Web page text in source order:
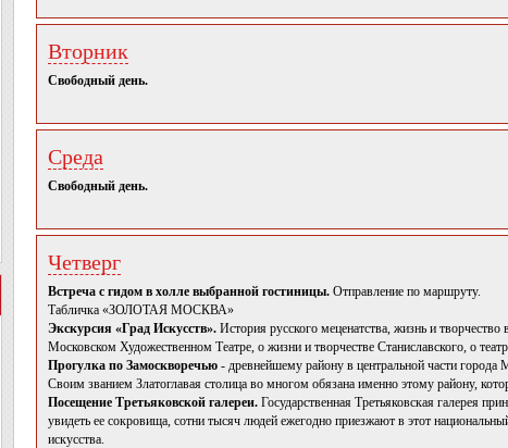
Вторник
Свободный день.
Среда
Свободный день.
Четверг
Встреча с гидом в холле выбранной гостиницы. Отправление по маршруту.
Табличка «ЗОЛОТАЯ МОСКВА»
Экскурсия «Град Искусств». История русского меценатства, жизнь и
Московском Художественном Театре, о жизни и творчестве Станиславского, о
Прогулка по Замоскворечью - древнейшему району в центральной части
Своим званием Златоглавая столица во многом обязана именно этому району,
Посещение Третьяковской галереи. Государственная Третьяковская галерея
увидеть ее сокровища, сотни тысяч людей ежегодно приезжают в этот
искусства.